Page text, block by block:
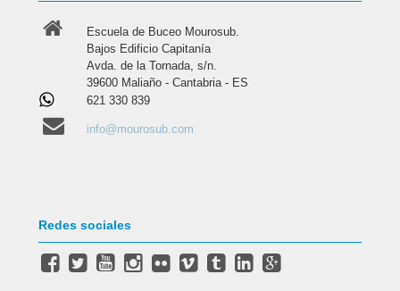
Escuela de Buceo Mourosub.
Bajos Edificio Capitanía
Avda. de la Tornada, s/n.
39600 Maliaño - Cantabria - ES
621 330 839
info@mourosub.com
Redes sociales